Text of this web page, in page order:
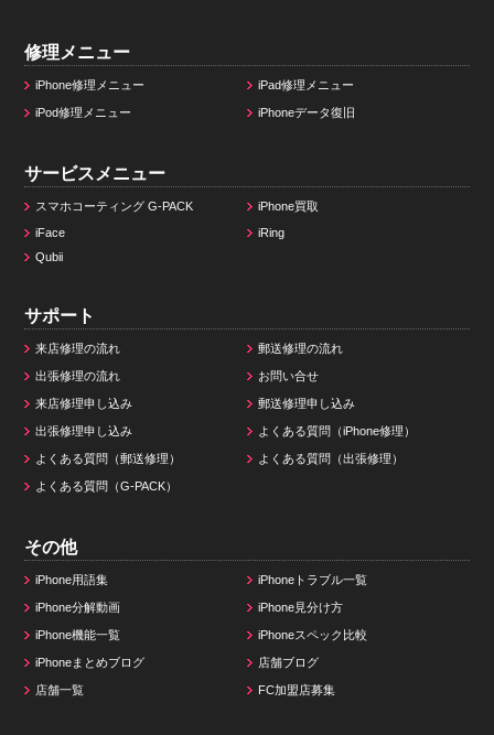
修理メニュー
iPhone修理メニュー iPad修理メニュー
iPod修理メニュー iPhoneデータ復旧
サービスメニュー
スマホコーティング G-PACK
iPhone買取
iFace
iRing
Qubii
サポート
来店修理の流れ 郵送修理の流れ
出張修理の流れ お問い合せ
来店修理申し込み 郵送修理申し込み
出張修理申し込み よくある質問（iPhone修理）
よくある質問（郵送修理） よくある質問（出張修理）
よくある質問（G-PACK）
その他
iPhone用語集 iPhoneトラブル一覧
iPhone分解動画 iPhone見分け方
iPhone機能一覧 iPhoneスペック比較
iPhoneまとめブログ 店舗ブログ
店舗一覧 FC加盟店募集